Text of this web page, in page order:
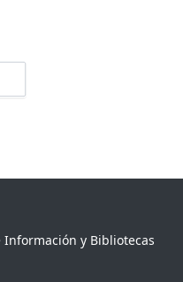
Información y Bibliotecas